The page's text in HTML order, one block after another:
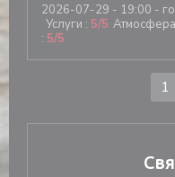
2026-07-29 - 19:00 -
Услуги : 5/5 Атмосфера
: 5/5
1